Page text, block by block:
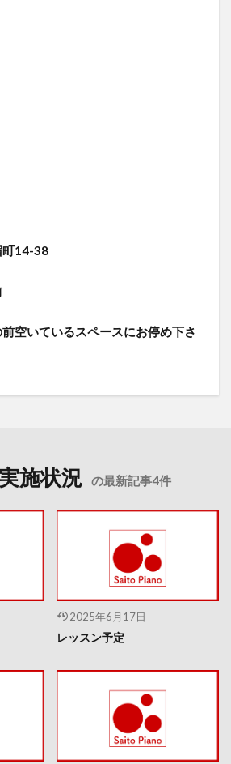
14-38
空いているスペースにお停め下さ
施状況 の最新記事4件
2025年6月17日
レッスン予定